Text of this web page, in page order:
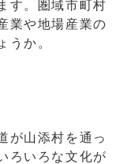
す。圏域市町村
業や地場産業の
うか。
が山添村を通っ
ろいろな文化が